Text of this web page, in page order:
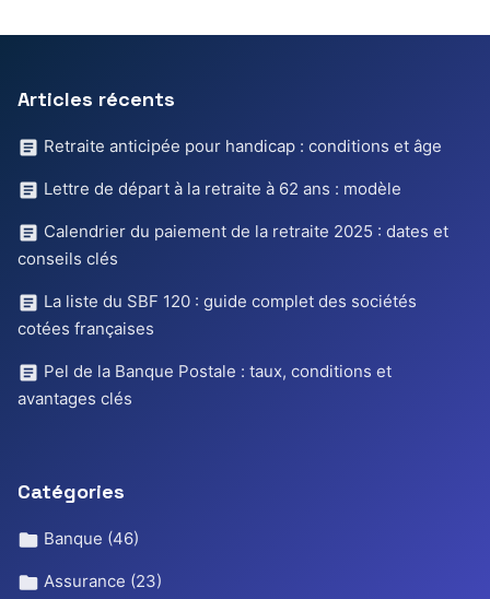
Articles récents
Retraite anticipée pour handicap : conditions et âge
Lettre de départ à la retraite à 62 ans : modèle
Calendrier du paiement de la retraite 2025 : dates et
conseils clés
La liste du SBF 120 : guide complet des sociétés
cotées françaises
Pel de la Banque Postale : taux, conditions et
avantages clés
Catégories
Banque (46)
Assurance (23)